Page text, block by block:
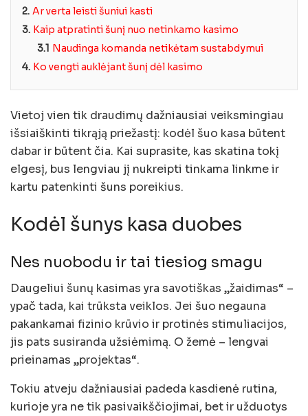
2. Ar verta leisti šuniui kasti
3. Kaip atpratinti šunį nuo netinkamo kasimo
3.1 Naudinga komanda netikėtam sustabdymui
4. Ko vengti auklėjant šunį dėl kasimo
Vietoj vien tik draudimų dažniausiai veiksmingiau
išsiaiškinti tikrąją priežastį: kodėl šuo kasa būtent
dabar ir būtent čia. Kai suprasite, kas skatina tokį
elgesį, bus lengviau jį nukreipti tinkama linkme ir
kartu patenkinti šuns poreikius.
Kodėl šunys kasa duobes
Nes nuobodu ir tai tiesiog smagu
Daugeliui šunų kasimas yra savotiškas „žaidimas“ –
ypač tada, kai trūksta veiklos. Jei šuo negauna
pakankamai fizinio krūvio ir protinės stimuliacijos,
jis pats susiranda užsiėmimą. O žemė – lengvai
prieinamas „projektas“.
Tokiu atveju dažniausiai padeda kasdienė rutina,
kurioje yra ne tik pasivaikščiojimai, bet ir užduotys